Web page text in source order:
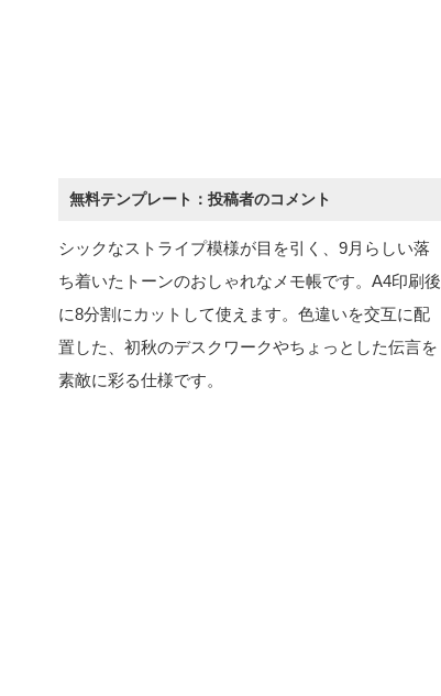
無料テンプレート：投稿者のコメント
シックなストライプ模様が目を引く、9月らしい落
ち着いたトーンのおしゃれなメモ帳です。A4印刷後
に8分割にカットして使えます。色違いを交互に配
置した、初秋のデスクワークやちょっとした伝言を
素敵に彩る仕様です。